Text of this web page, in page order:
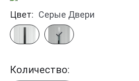
Цвет: Серые Двери
Количество: